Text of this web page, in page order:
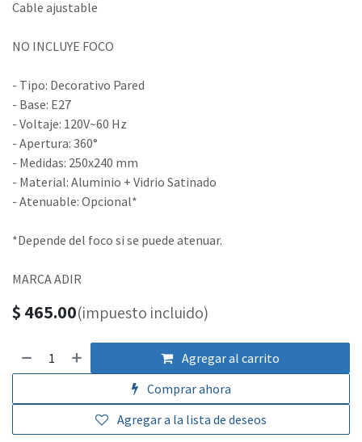
Cable ajustable
NO INCLUYE FOCO
- Tipo: Decorativo Pared
- Base: E27
- Voltaje: 120V~60 Hz
- Apertura: 360°
- Medidas: 250x240 mm
- Material: Aluminio + Vidrio Satinado
- Atenuable: Opcional*
*Depende del foco si se puede atenuar.
MARCA ADIR
$ 465.00(impuesto incluido)
Agregar al carrito
Comprar ahora
Agregar a la lista de deseos